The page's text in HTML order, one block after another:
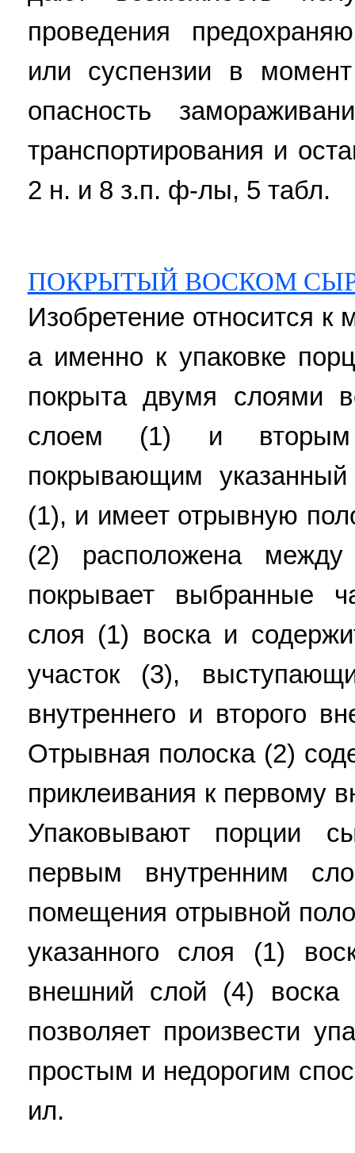
проведения
или суспензии в момент
опасность
транспортирования и
2 н. и 8 з.п. ф-лы, 5 табл.
ПОКРЫТЫЙ ВОСКОМ
Изобретение относится
а именно к упаковке
покрыта двумя слоями
слоем (1) и
покрывающим
(1), и имеет отрывную
(2) расположена
покрывает выбранные
слоя (1) воска и
участок (3),
внутреннего и второго
Отрывная полоска (2)
приклеивания к первому
Упаковывают порции
первым внутренним
помещения отрывной
указанного слоя (1)
внешний слой (4) воска
позволяет произвести
простым и недорогим
ил.